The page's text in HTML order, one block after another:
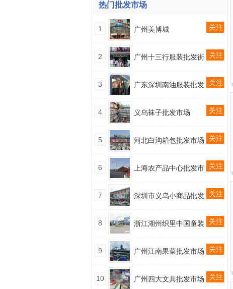
热门批发市场
1 广州美博城 关注
2 广州十三行服装批发街 关注
3 广东深圳南油服装批发 关注
4 义乌袜子批发市场 关注
5 河北白沟箱包批发市场 关注
6 上海农产品中心批发市 关注
7 深圳市义乌小商品批发 关注
8 浙江湖州织里中国童装 关注
9 广州江南果菜批发市场 关注
10 广州四大文具批发市场 关注